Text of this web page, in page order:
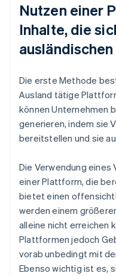
Nutzen einer
Inhalte, die
Die erste Methode
Ausland tätige
können Unternehmen
generieren, indem sie
bereitstellen und sie
Die Verwendung
einer Plattform, die
bietet einen
werden einem
alleine nicht erreichen
Plattformen jedoch
vorab unbedingt mit
Ebenso wichtig ist es,